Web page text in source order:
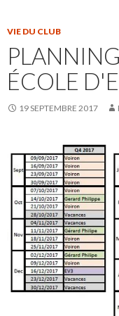
VIE DU CLUB
ÉCOLE
19 SEPTEMBRE 2017